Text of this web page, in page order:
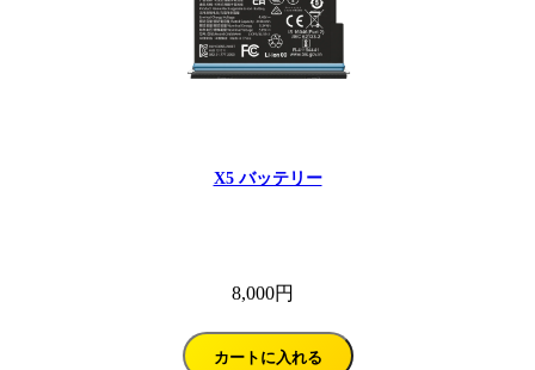
X5 バッテリー
8,000円
カートに入れる